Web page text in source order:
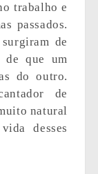
trabalho e
passados.
de
de que um
do outro.
de
natural
desses